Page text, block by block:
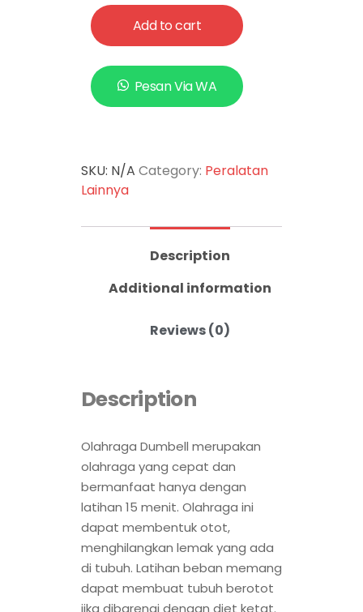
Add to cart
Pesan Via WA
SKU: N/A Category: Peralatan
Lainnya
Description
Additional information
Reviews (0)
Description
Olahraga Dumbell merupakan
olahraga yang cepat dan
bermanfaat hanya dengan
latihan 15 menit. Olahraga ini
dapat membentuk otot,
menghilangkan lemak yang ada
di tubuh. Latihan beban memang
dapat membuat tubuh berotot